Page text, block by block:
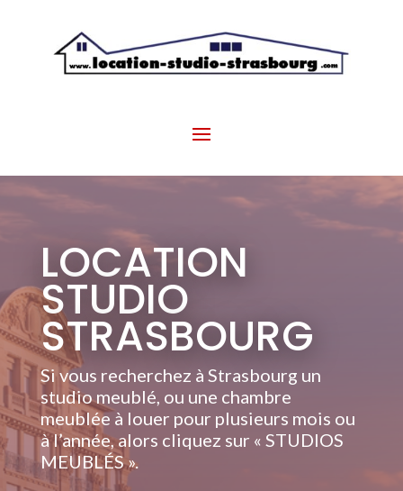
LOCATION
STUDIO
STRASBOURG
Si vous recherchez à Strasbourg un
studio meublé, ou une chambre
meublée à louer pour plusieurs mois ou
à l’année, alors cliquez sur « STUDIOS
MEUBLÉS ».